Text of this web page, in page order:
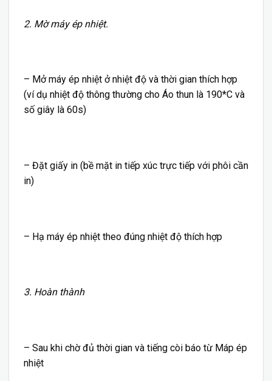
2. Mờ máy ép nhiệt.
– Mở máy ép nhiệt ở nhiệt độ và thời gian thích hợp
(ví dụ nhiệt độ thông thường cho Áo thun là 190*C và
số giây là 60s)
– Đặt giấy in (bề mặt in tiếp xúc trực tiếp với phôi cần
in)
– Hạ máy ép nhiệt theo đúng nhiệt độ thích hợp
3. Hoàn thành
– Sau khi chờ đủ thời gian và tiếng còi báo từ Máp ép
nhiệt